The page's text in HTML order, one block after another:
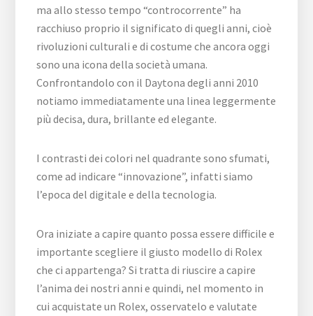
ma allo stesso tempo “controcorrente” ha
racchiuso proprio il significato di quegli anni, cioè
rivoluzioni culturali e di costume che ancora oggi
sono una icona della società umana.
Confrontandolo con il Daytona degli anni 2010
notiamo immediatamente una linea leggermente
più decisa, dura, brillante ed elegante.
I contrasti dei colori nel quadrante sono sfumati,
come ad indicare “innovazione”, infatti siamo
l’epoca del digitale e della tecnologia.
Ora iniziate a capire quanto possa essere difficile e
importante scegliere il giusto modello di Rolex
che ci appartenga? Si tratta di riuscire a capire
l’anima dei nostri anni e quindi, nel momento in
cui acquistate un Rolex, osservatelo e valutate